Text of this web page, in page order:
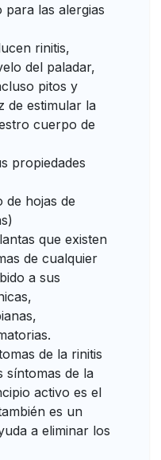
las alergias
rinitis,
del paladar,
pitos y
de estimular la
cuerpo de
propiedades
de hojas de
que existen
de cualquier
a sus
de la rinitis
síntomas de la
activo es el
es un
a eliminar los